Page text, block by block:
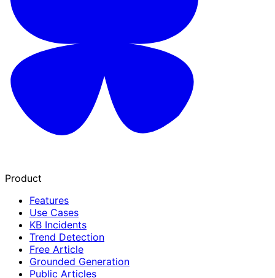
Product
Features
Use Cases
KB Incidents
Trend Detection
Free Article
Grounded Generation
Public Articles